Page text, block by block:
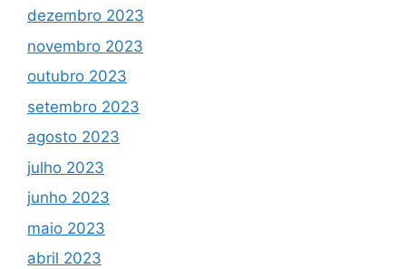
dezembro 2023
novembro 2023
outubro 2023
setembro 2023
agosto 2023
julho 2023
junho 2023
maio 2023
abril 2023